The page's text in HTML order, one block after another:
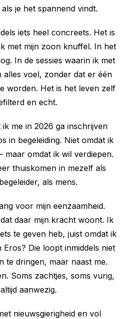
je het spannend vindt.
iets heel concreets. Het is
met mijn zoon knuffel. In het
In de sessies waarin ik met
alles voel, zonder dat er één
worden. Het is het leven zelf
en echt.
me in 2026 ga inschrijven
in begeleiding. Niet omdat ik
maar omdat ik wil verdiepen.
thuiskomen in mezelf als
als mens.
voor mijn eenzaamheid.
daar mijn kracht woont. Ik
te geven heb, juist omdat ik
Eros? Die loopt inmiddels niet
te dringen, maar naast me.
Soms zachtjes, soms vurig,
aanwezig.
nieuwsgierigheid en vol